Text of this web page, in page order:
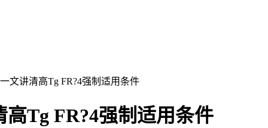
文讲清高Tg FR?4强制适用条件
Tg FR?4强制适用条件